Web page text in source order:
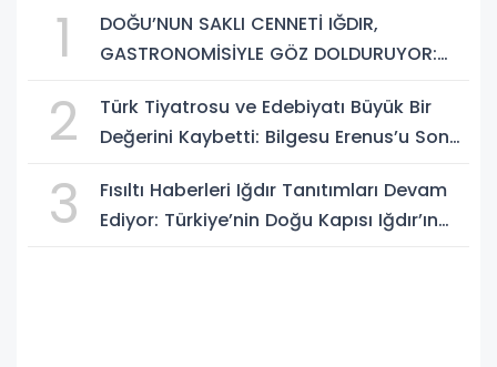
1
DOĞU’NUN SAKLI CENNETİ IĞDIR,
GASTRONOMİSİYLE GÖZ DOLDURUYOR:
BULUŞMA NOKTASI
2
Türk Tiyatrosu ve Edebiyatı Büyük Bir
Değerini Kaybetti: Bilgesu Erenus’u Son
3
Fısıltı Haberleri Iğdır Tanıtımları Devam
Ediyor: Türkiye’nin Doğu Kapısı Iğdır’ın